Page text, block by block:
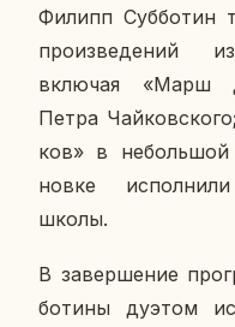
Филипп Суб­бо­тин
про­из­ве­де­ний
вклю­чая «Марш
Петра
ков» в неболь­шой
нов­ке
школы.
В за­вер­ше­ние
бо­ти­ны дуэтом